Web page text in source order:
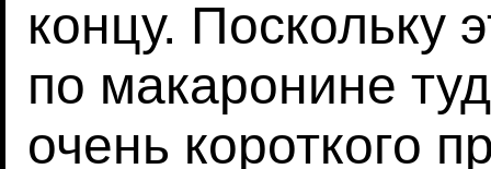
концу. Поскольку
по макаронине
очень короткого